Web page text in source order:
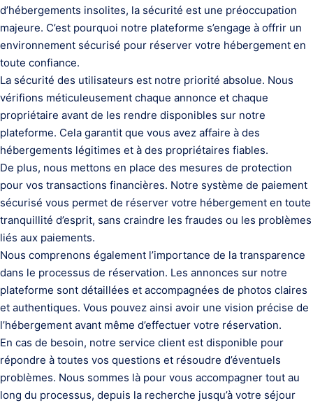
d’hébergements insolites, la sécurité est une préoccupation
majeure. C’est pourquoi notre plateforme s’engage à offrir un
environnement sécurisé pour réserver votre hébergement en
toute confiance.
La sécurité des utilisateurs est notre priorité absolue. Nous
vérifions méticuleusement chaque annonce et chaque
propriétaire avant de les rendre disponibles sur notre
plateforme. Cela garantit que vous avez affaire à des
hébergements légitimes et à des propriétaires fiables.
De plus, nous mettons en place des mesures de protection
pour vos transactions financières. Notre système de paiement
sécurisé vous permet de réserver votre hébergement en toute
tranquillité d’esprit, sans craindre les fraudes ou les problèmes
liés aux paiements.
Nous comprenons également l’importance de la transparence
dans le processus de réservation. Les annonces sur notre
plateforme sont détaillées et accompagnées de photos claires
et authentiques. Vous pouvez ainsi avoir une vision précise de
l’hébergement avant même d’effectuer votre réservation.
En cas de besoin, notre service client est disponible pour
répondre à toutes vos questions et résoudre d’éventuels
problèmes. Nous sommes là pour vous accompagner tout au
long du processus, depuis la recherche jusqu’à votre séjour